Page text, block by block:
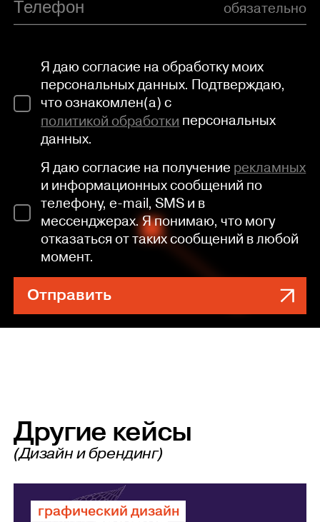
обязательно
Я даю согласие на обработку моих
персональных данных. Подтверждаю,
что ознакомлен(а) с
политикой обработкиперсональных
данных.
Я даю согласие на получение рекламных
и информационных сообщений по
телефону, e-mail, SMS и в
мессенджерах. Я понимаю, что могу
отказаться от таких сообщений в любой
момент.
Отправить
Другие кейсы
(Дизайн и брендинг)
графический дизайн